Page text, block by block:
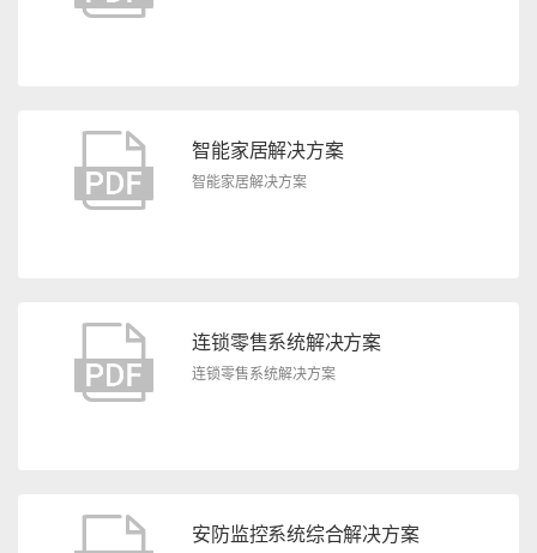
智能家居解决方案
智能家居解决方案
连锁零售系统解决方案
连锁零售系统解决方案
安防监控系统综合解决方案